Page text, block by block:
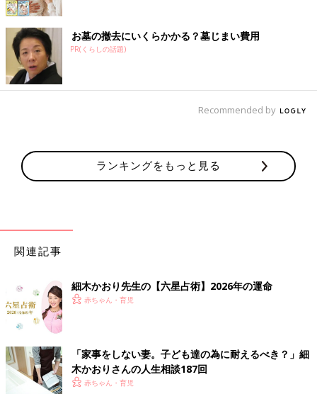
ーの人気漫画家、まめさんにインタビュ
ー【前編】
年子の兄弟が夜泣き大会！シングルマザーの人
ょこちょいなまめさんのクスッと笑える日常を
人気の漫画家です。 インタビューの前編では、
まめさんが漫画を描き始めたきっかけや、お子
さんが幼かった頃の育児中の悩みをお聞きしま
一男二女の母。細木数子のマネージャー兼アシスタントを経て、
お墓の撤去にいくらかかる？墓じまい費用
PR(くらしの話題)
Recommended by
ランキングをもっと見る
関連記事
細木かおり先生の【六星占術】2026年の運命
赤ちゃん・育児
「家事をしない妻。子ども達の為に耐えるべき？」細
木かおりさんの人生相談187回
赤ちゃん・育児